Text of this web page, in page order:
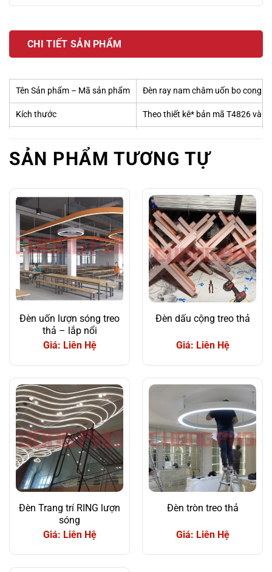
CHI TIẾT SẢN PHẨM
Tên Sản phẩm – Mã sản phẩm Đèn ray nam châm uốn bo cong
Kích thước Theo thiết kê* bản mã T4826 và
Thông số ánh sáng Theo thiết kế
SẢN PHẨM TƯƠNG TỰ
Đèn uốn lượn sóng treo
thả – lắp nổi
Giá: Liên Hệ
Đèn dấu cộng treo thả
Giá: Liên Hệ
Đèn Trang trí RING lượn
sóng
Giá: Liên Hệ
Đèn tròn treo thả
Giá: Liên Hệ